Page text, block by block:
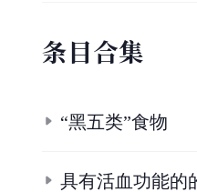
条目合集
“黑五类”食物
具有活血功能的